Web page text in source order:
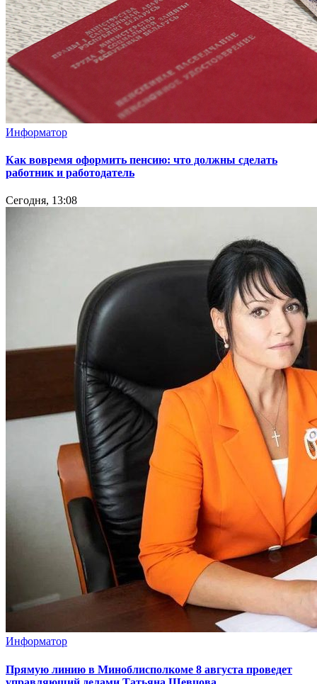
Информатор
Как вовремя оформить пенсию: что должны сделать
работник и работодатель
Сегодня, 13:08
Информатор
Прямую линию в Миноблисполкоме 8 августа проведет